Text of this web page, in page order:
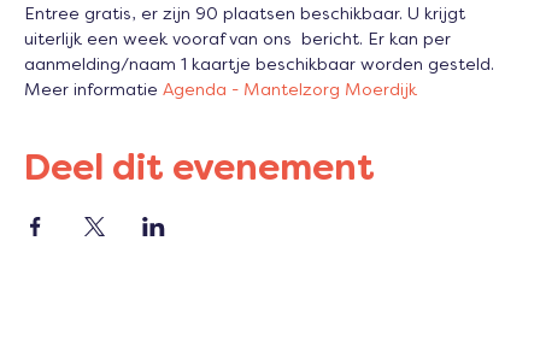
Entree gratis, er zijn 90 plaatsen beschikbaar. U krijgt
uiterlijk een week vooraf van ons  bericht. Er kan per
aanmelding/naam 1 kaartje beschikbaar worden gesteld.
Meer informatie Agenda - Mantelzorg Moerdijk
Deel dit evenement